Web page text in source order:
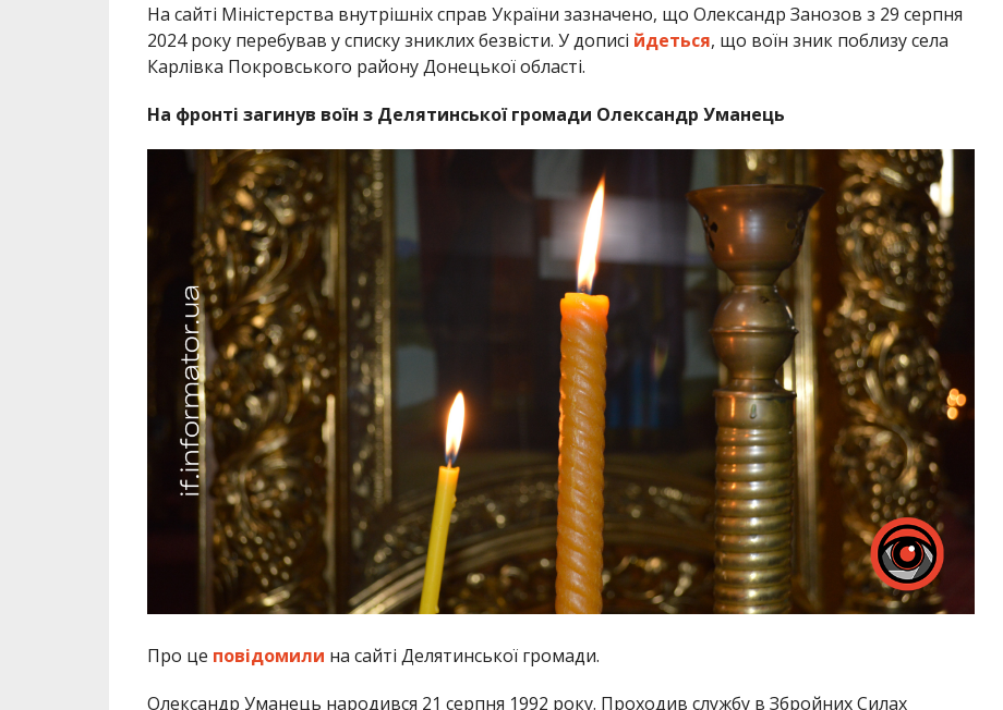
На сайті Міністерства внутрішніх справ України зазначено, що Олександр Занозов з 29 серпня
2024 року перебував у списку зниклих безвісти. У дописі йдеться, що воїн зник поблизу села
Карлівка Покровського району Донецької області.
На фронті загинув воїн з Делятинської громади Олександр Уманець
Про це повідомили на сайті Делятинської громади.
Олександр Уманець народився 21 серпня 1992 року. Проходив службу в Збройних Силах